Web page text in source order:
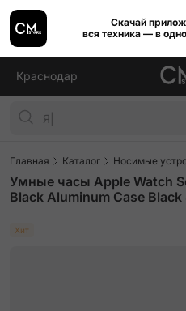
Скачай
вся техника — в
Краснодар
Главная Каталог Носимые
Умные часы Apple Watch
Black Aluminum Case
Хит